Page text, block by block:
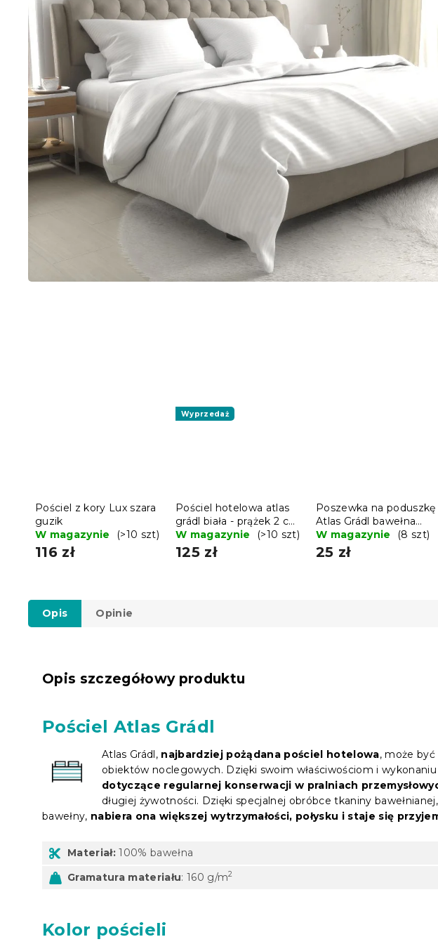
Pościel z kory Lux szara
guzik
W magazynie
(>10 szt)
116 zł
Wyprzedaż
Pościel hotelowa atlas
grádl biała - prążek 2 cm
czesana bawełna
W magazynie (>10 szt)
125 zł
Poszewka na poduszkę
Atlas Grádl bawełna
zgrzebna 70x90 cm
prążek 4 mm
W magazynie (8 szt)
25 zł
Opis Opinie
Opis szczegółowy produktu
Pościel Atlas Grádl
Atlas Grádl, najbardziej pożądana pościel hotelowa, może
obiektów noclegowych. Dzięki swoim właściwościom i wykonaniu
dotyczące regularnej konserwacji w pralniach
długiej żywotności. Dzięki specjalnej obróbce tkaniny
bawełny, nabiera ona większej wytrzymałości, połysku i staje się
Materiał: 100% bawełna
Gramatura materiału: 160 g/m2
Kolor pościeli